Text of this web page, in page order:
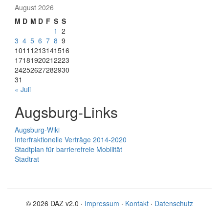
August 2026
M D M D F S S
1 2
3 4 5 6 7 8 9
1011 1213141516
17181920212223
24252627282930
31
« Juli
Augsburg-Links
Augsburg-Wiki
Interfraktionelle Verträge 2014-2020
Stadtplan für barrierefreie Mobilität
Stadtrat
© 2026 DAZ v2.0 · Impressum · Kontakt · Datenschutz